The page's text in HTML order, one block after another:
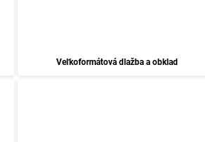
Veľkoformátová dlažba a obklad